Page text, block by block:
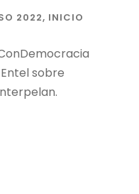
2022, INICIO
sobre